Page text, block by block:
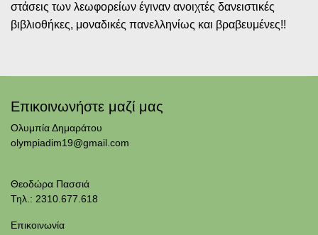
στάσεις των λεωφορείων έγιναν ανοιχτές δανειστικές
βιβλιοθήκες, μοναδικές πανελληνίως και βραβευμένες!!
Επικοινωνήστε μαζί μας
Ολυμπία Δημαράτου
olympiadim19@gmail.com
Θεοδώρα Πασσιά
Τηλ.: 2310.677.618
Επικοινωνία